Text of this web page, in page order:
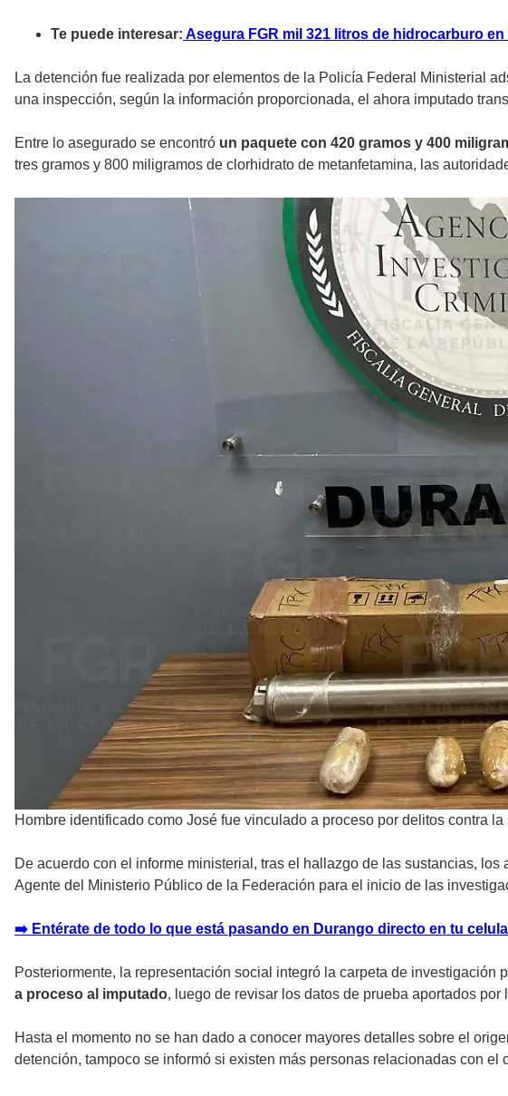
Te puede interesar: Asegura FGR mil 321 litros de hidrocarburo
La detención fue realizada por elementos de la Policía Federal Ministerial
una inspección, según la información proporcionada, el ahora imputado
Entre lo asegurado se encontró un paquete con 420 gramos y 400
tres gramos y 800 miligramos de clorhidrato de metanfetamina, las
Hombre identificado como José fue vinculado a proceso por delitos contra la
De acuerdo con el informe ministerial, tras el hallazgo de las sustancias,
Agente del Ministerio Público de la Federación para el inicio de las
➡️ Entérate de todo lo que está pasando en Durango directo en tu
Posteriormente, la representación social integró la carpeta de investigación
a proceso al imputado, luego de revisar los datos de prueba aportados por
Hasta el momento no se han dado a conocer mayores detalles sobre el
detención, tampoco se informó si existen más personas relacionadas con